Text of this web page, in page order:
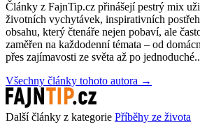
Články z FajnTip.cz přinášejí pestrý mix
životních vychytávek, inspirativních
obsahu, který čtenáře nejen pobaví, ale
zaměřen na každodenní témata – od
přes zajímavosti ze světa až po
Všechny články tohoto autora →
Další články z kategorie Příběhy ze života